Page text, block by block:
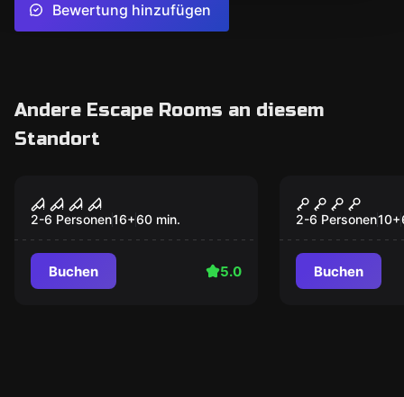
Bewertung hinzufügen
Andere Escape Rooms an diesem
Standort
Populär
Zimmer 1408
2-6 Personen16+60 min.
Buchen 5.0
Populär
Der
2-6 Personen10+
Buchen